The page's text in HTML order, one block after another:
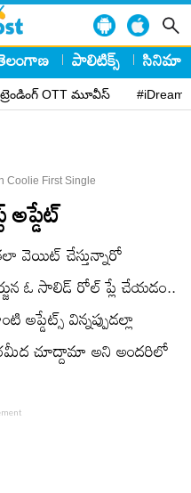
పాలిటిక్స్ సినిమా
OTT మూవీస్
Coolie First Single
అప్డేట్
వెయిట్ చేస్తున్నారో
ఓ సాలిడ్ రోల్ ప్లే చేయడం..
విన్నప్పుడల్లా
తెరమీద చూద్దామా అని అందరిలో